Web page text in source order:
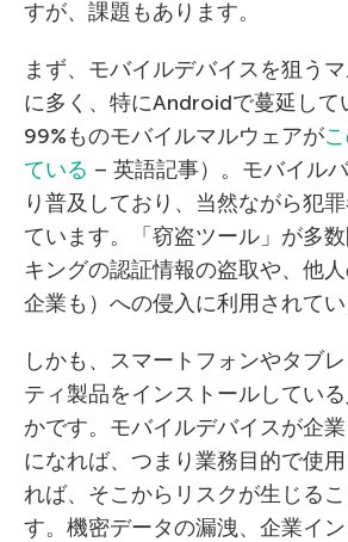
すが、課題もあります。
まず、モバイルデバイスを狙う
に多く、特にAndroidで蔓延して
99%ものモバイルマルウェアが
ている – 英語記事）。モバイル
り普及しており、当然ながら犯
ています。「窃盗ツール」が多
キングの認証情報の盗取や、他
企業も）への侵入に利用されてい
しかも、スマートフォンやタブ
ティ製品をインストールしてい
かです。モバイルデバイスが企
になれば、つまり業務目的で使
れば、そこからリスクが生じる
す。機密データの漏洩、企業イ